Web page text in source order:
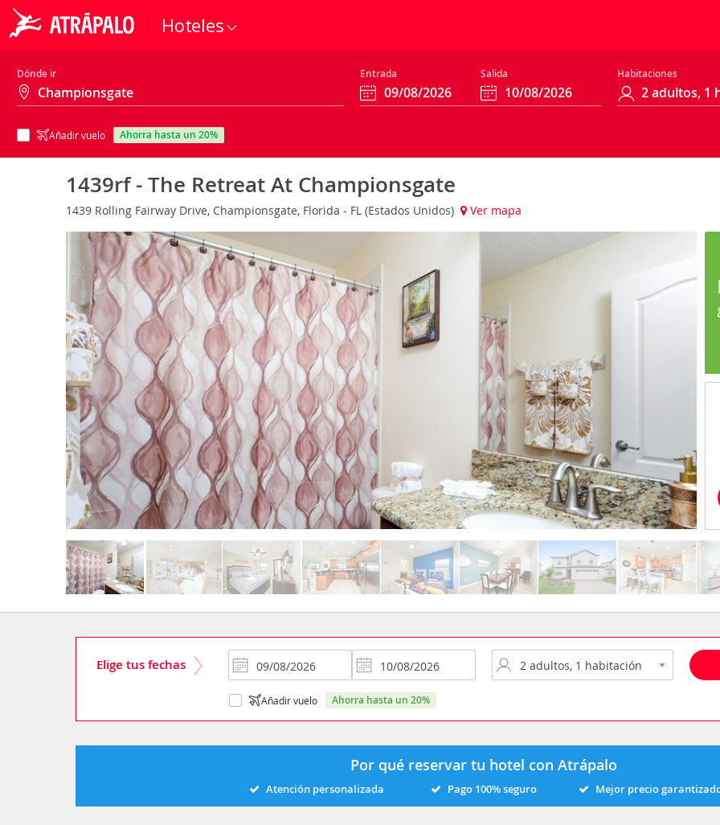
Hoteles
Dónde ir Entrada Salida Habitaciones
Añadir vuelo ahorra hasta un 20%
1439rf - The Retreat At Championsgate
1439 Rolling Fairway Drive, Championsgate, Florida - FL (Estados Unidos) Ver mapa
Elige tus fechas
Añadir vuelo ahorra hasta un 20%
Por qué reservar tu hotel con Atrápalo
Atención personalizada Pago 100% seguro Mejor precio